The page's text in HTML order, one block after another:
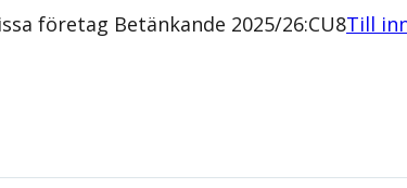
företag Betänkande 2025/26:CU8Till